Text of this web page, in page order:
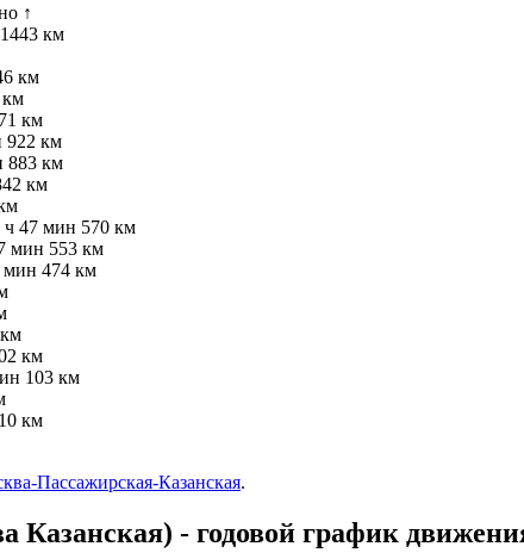
↑
1443 км
км
км
км
922 км
883 км
км
ч 47 мин 570 км
мин 553 км
мин 474 км
км
103 км
10 км
Пассажирская-Казанская.
- годовой график